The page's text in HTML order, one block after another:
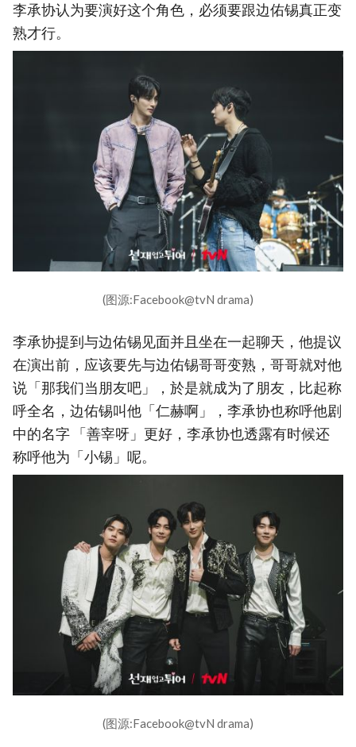
李承协认为要演好这个角色，必须要跟边佑锡真正变
熟才行。
(图源:Facebook@tvN drama)
李承协提到与边佑锡见面并且坐在一起聊天，他提议
在演出前，应该要先与边佑锡哥哥变熟，哥哥就对他
说「那我们当朋友吧」，於是就成为了朋友，比起称
呼全名，边佑锡叫他「仁赫啊」，李承协也称呼他剧
中的名字 「善宰呀」更好，李承协也透露有时候还
称呼他为「小锡」呢。
(图源:Facebook@tvN drama)